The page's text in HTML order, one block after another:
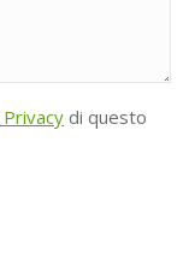
di questo